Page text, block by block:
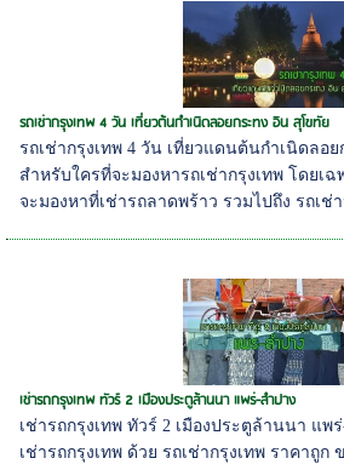
รถเช่ากรุงเทพ 4 วัน เที่ยวต้นกำเนิดลอยกระทง อิน สุโขทัย
รถเช่ากรุงเทพ 4 วัน เที่ยวแดนต้นกำเนิดลอ
สำหรับใครที่จะมองหารถเช่ากรุงเทพ โดยเ
จะมองหาที่เช่ารถลาดพร้าว รวมไปถึง รถเ
เช่ารถกรุงเทพ ทัวร์ 2 เมืองประตูล้านนา แพร่-ลำปาง
เช่ารถกรุงเทพ ทัวร์ 2 เมืองประตูล้านนา แ
เช่ารถกรุงเทพ ด้วย รถเช่ากรุงเทพ ราคาถูก